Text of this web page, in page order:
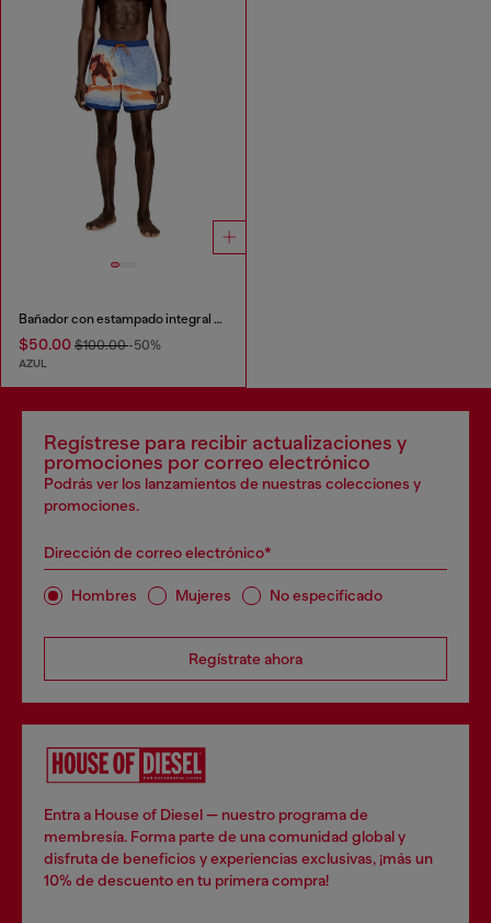
Bañador con estampado integral de tablas de surf
$50.00 $100.00-50%
AZUL
Regístrese para recibir actualizaciones y
promociones por correo electrónico
Podrás ver los lanzamientos de nuestras colecciones y
promociones.
Dirección de correo electrónico*
Hombres Mujeres No especificado
Regístrate ahora
Entra a House of Diesel — nuestro programa de
membresía. Forma parte de una comunidad global y
disfruta de beneficios y experiencias exclusivas, ¡más un
10% de descuento en tu primera compra!